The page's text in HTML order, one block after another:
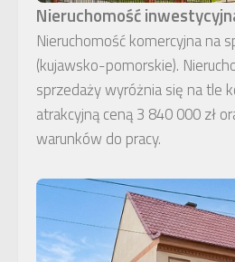
Nieruchomość
Nieruchomość komercyjna na
(kujawsko-pomorskie).
sprzedaży wyróżnia się na tle
atrakcyjną ceną 3 840 000 zł
warunków do pracy.